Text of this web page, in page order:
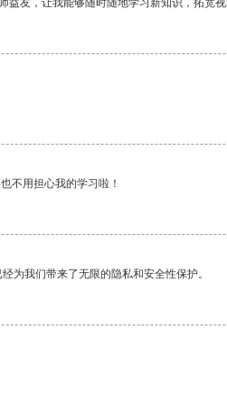
益友，让我能够随时随地学习新知识，拓宽
不用担心我的学习啦！
为我们带来了无限的隐私和安全性保护。